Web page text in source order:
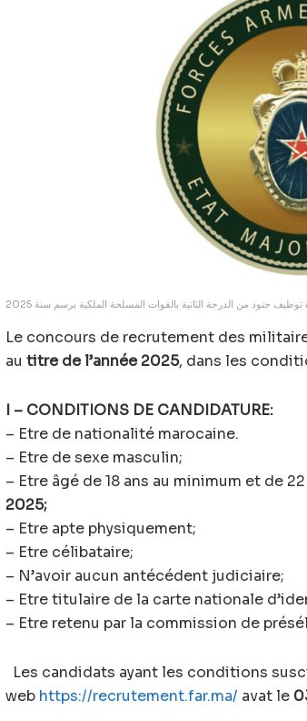
توظيف جنود من الدرجة الثانية بالقوات المسلحة الملكية برسم سنة 2025
Le concours de recrutement des
au titre de l’année 2025, dans les
I – CONDITIONS DE CANDIDATURE:
– Etre de nationalité marocaine.
– Etre de sexe masculin;
– Etre âgé de 18 ans au minimum et de
2025;
– Etre apte physiquement;
– Etre célibataire;
– N’avoir aucun antécédent judiciaire;
– Etre titulaire de la carte nationale
– Etre retenu par la commission de
Les candidats ayant les conditions
web https://recrutement.far.ma/ avat le